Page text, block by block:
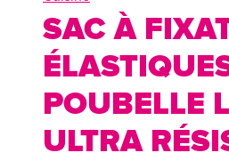
SAC À
POUBELLE
ULTRA